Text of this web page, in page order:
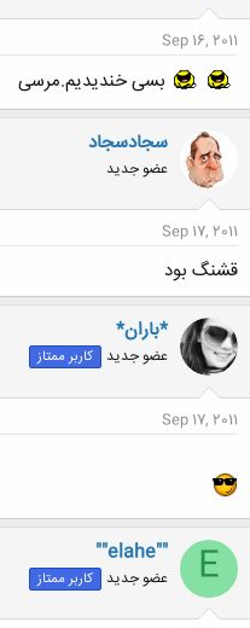
Sep 16, 2011
بسی خندیدیم.مرسی
سجادسجاد
عضو جدید
Sep 17, 2011
قشنگ بود
*باران*
عضو جدید کاربر ممتاز
Sep 17, 2011
E
""elahe""
عضو جدید کاربر ممتاز